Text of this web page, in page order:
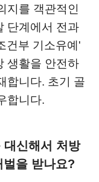
지를 객관적인
단계에서 전과
건부 기소유예'
생활을 안전하
합니다. 초기 골
합니다.
대신해서 처방
을 받나요?